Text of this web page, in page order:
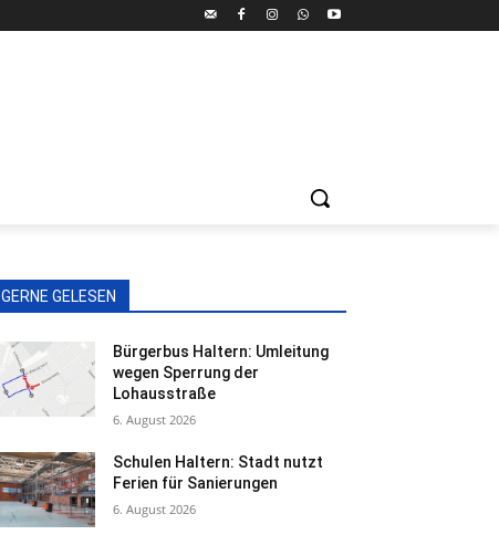
GERNE GELESEN
Bürgerbus Haltern: Umleitung
wegen Sperrung der
Lohausstraße
6. August 2026
Schulen Haltern: Stadt nutzt
Ferien für Sanierungen
6. August 2026